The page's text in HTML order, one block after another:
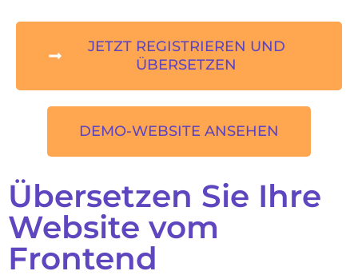
JETZT REGISTRIEREN UND
ÜBERSETZEN
DEMO-WEBSITE ANSEHEN
Übersetzen Sie Ihre
Website vom
Frontend